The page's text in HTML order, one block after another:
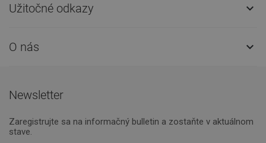
Užitočné odkazy 
O nás 
Newsletter
Zaregistrujte sa na informačný bulletin a zostaňte v aktuálnom
stave.